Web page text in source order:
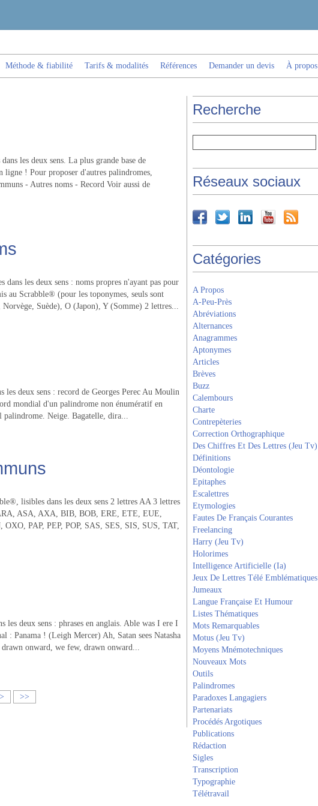
Méthode & fiabilité Tarifs & modalités Références Demander un devis À propos
les deux sens. La plus grande base de
ligne ! Pour proposer d'autres palindromes,
- Autres noms - Record Voir aussi de
dans les deux sens : noms propres n'ayant pas pour
au Scrabble® (pour les toponymes, seuls sont
Suède), O (Japon), Y (Somme) 2 lettres...
les deux sens : record de Georges Perec Au Moulin
mondial d'un palindrome non énumératif en
palindrome. Neige. Bagatelle, dira...
lisibles dans les deux sens 2 lettres AA 3 lettres
ASA, AXA, BIB, BOB, ERE, ETE, EUE,
PAP, PEP, POP, SAS, SES, SIS, SUS, TAT,
les deux sens : phrases en anglais. Able was I ere I
: Panama ! (Leigh Mercer) Ah, Satan sees Natasha
onward, we few, drawn onward...
> >>
Recherche
Réseaux sociaux
Catégories
A Propos
A-Peu-Près
Abréviations
Alternances
Anagrammes
Aptonymes
Articles
Brèves
Buzz
Calembours
Charte
Contrepèteries
Correction Orthographique
Des Chiffres Et Des Lettres (Jeu Tv)
Définitions
Déontologie
Epitaphes
Escalettres
Etymologies
Fautes De Français Courantes
Freelancing
Harry (Jeu Tv)
Holorimes
Intelligence Artificielle (Ia)
Jeux De Lettres Télé Emblématiques
Jumeaux
Langue Française Et Humour
Listes Thématiques
Mots Remarquables
Motus (Jeu Tv)
Moyens Mnémotechniques
Nouveaux Mots
Outils
Palindromes
Paradoxes Langagiers
Partenariats
Procédés Argotiques
Publications
Rédaction
Sigles
Transcription
Typographie
Télétravail